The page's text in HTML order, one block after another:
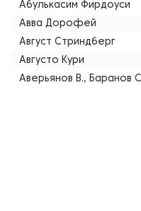
Абулькасим Фирдоуси
Авва Дорофей
Август Стриндберг
Августо Кури
Аверьянов В., Баранов